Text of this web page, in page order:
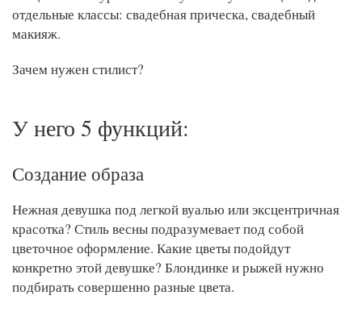
отдельные классы: свадебная прическа, свадебный
макияж.
Зачем нужен стилист?
У него 5 функций:
Создание образа
Нежная девушка под легкой вуалью или эксцентричная
красотка? Стиль весны подразумевает под собой
цветочное оформление. Какие цветы подойдут
конкретно этой девушке? Блондинке и рыжей нужно
подбирать совершенно разные цвета.